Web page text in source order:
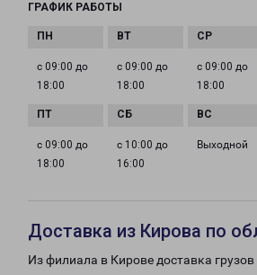
ГРАФИК РАБОТЫ
с 09:00 до
18:00
с 09:00 до
18:00
с 09:00 до
18:00
с 09:00 до
18:00
с 10:00 до
16:00
Выходной
Доставка из Кирова по
Из филиала в Кирове доставка